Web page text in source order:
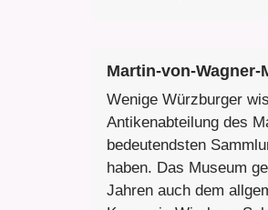
Martin-von-Wagner-
Wenige Würzburger
Antikenabteilung des
bedeutendsten
haben. Das Museum
Jahren auch dem